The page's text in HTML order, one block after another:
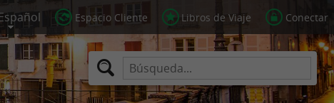
Espacio Cliente Libros de Viaje Conectar